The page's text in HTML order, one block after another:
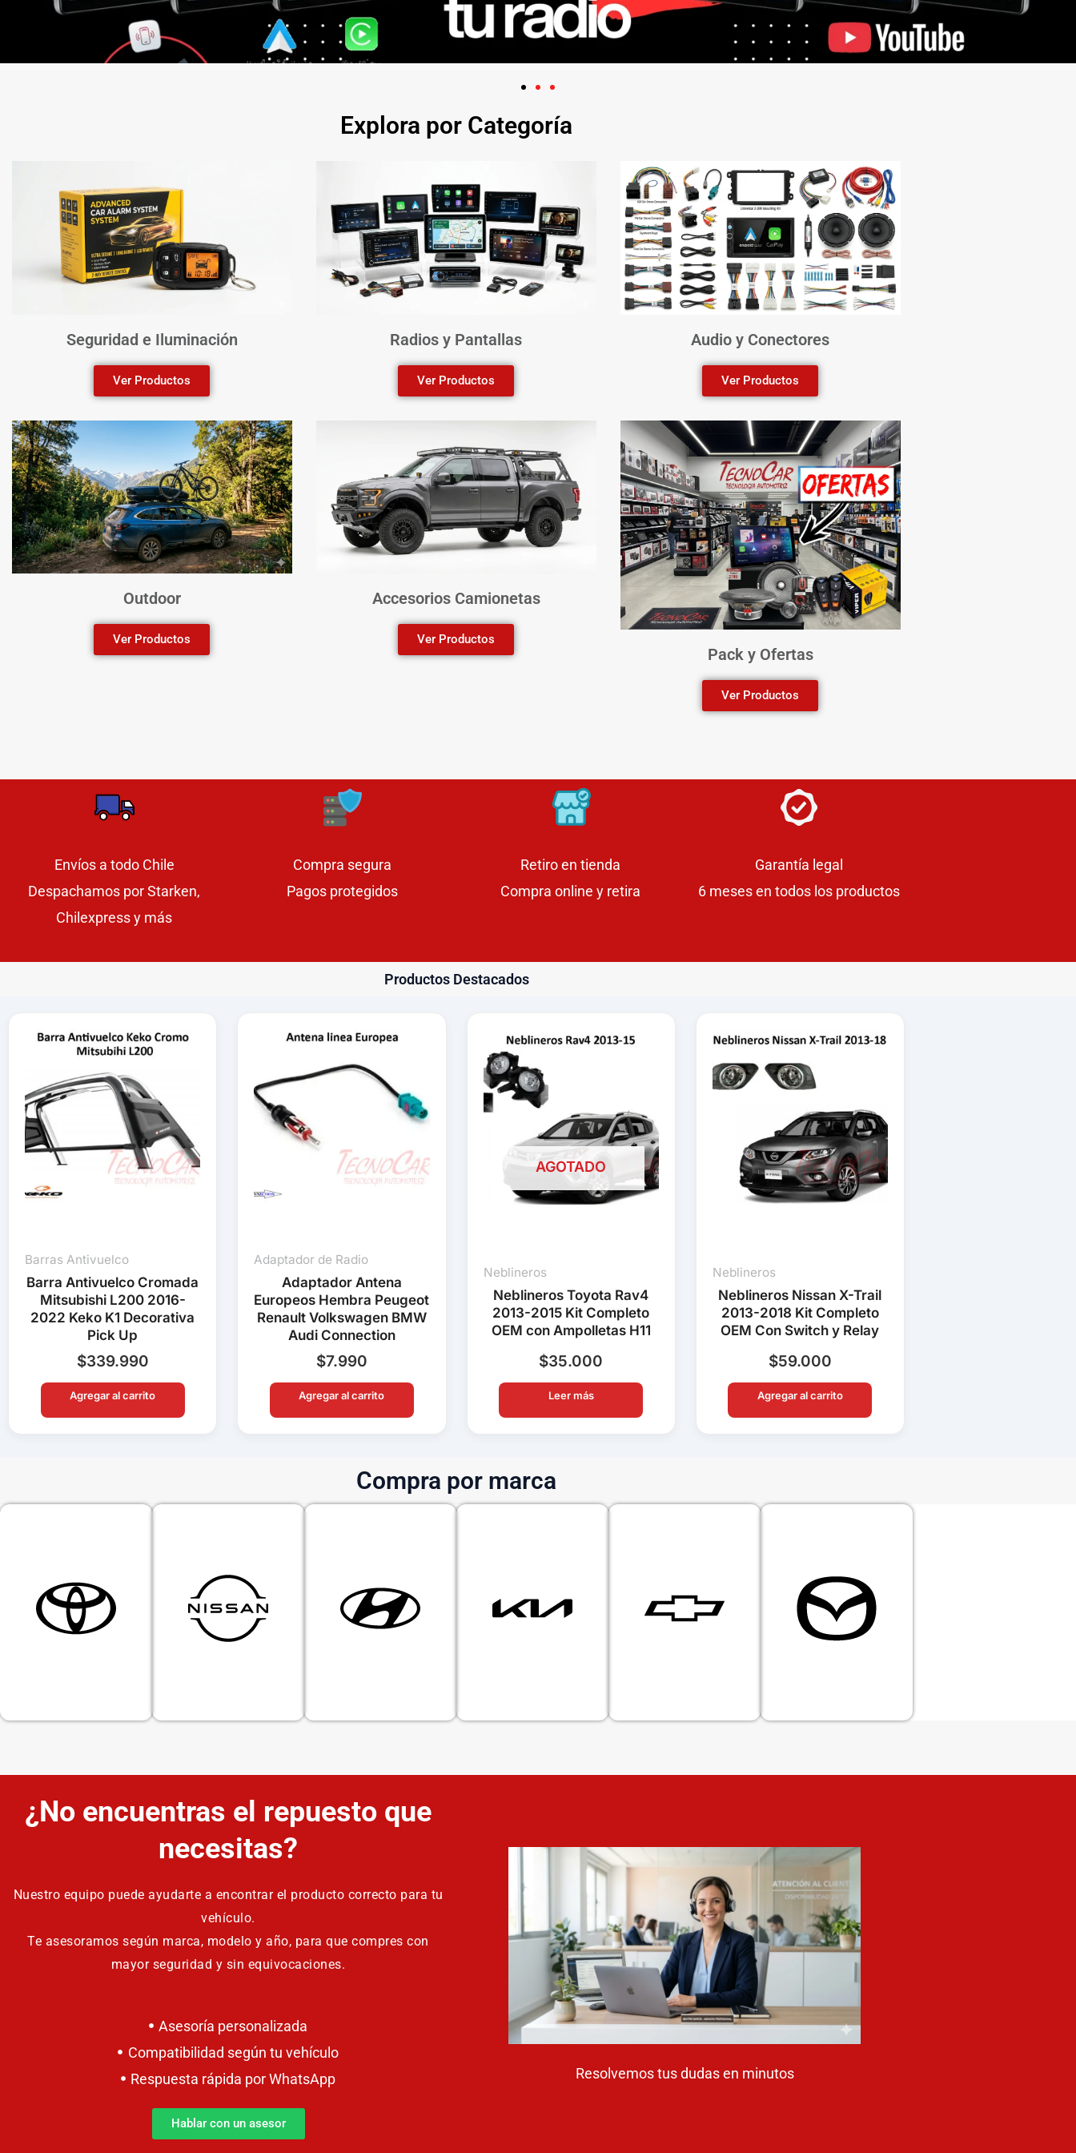
Explora por Categoría
Seguridad e Iluminación
Ver Productos
Radios y Pantallas
Ver Productos
Audio y Conectores
Ver Productos
Outdoor
Ver Productos
Accesorios Camionetas
Ver Productos
Pack y Ofertas
Ver Productos
Envíos a todo Chile
Despachamos por Starken,
Chilexpress y más
Compra segura
Pagos protegidos
Retiro en tienda
Compra online y retira
Garantía legal
6 meses en todos los productos
Productos Destacados
Barras Antivuelco
Barra Antivuelco Cromada
Mitsubishi L200 2016-
2022 Keko K1 Decorativa
Pick Up
$339.990
Agregar al carrito
Adaptador de Radio
Adaptador Antena
Europeos Hembra Peugeot
Renault Volkswagen BMW
Audi Connection
$7.990
Agregar al carrito
AGOTADO
Neblineros
Neblineros Toyota Rav4
2013-2015 Kit Completo
OEM con Ampolletas H11
$35.000
Leer más
Neblineros
Neblineros Nissan X-Trail
2013-2018 Kit Completo
OEM Con Switch y Relay
$59.000
Agregar al carrito
Compra por marca
¿No encuentras el repuesto que
necesitas?
Nuestro equipo puede ayudarte a encontrar el producto correcto para tu
vehículo.
Te asesoramos según marca, modelo y año, para que compres con
mayor seguridad y sin equivocaciones.
Asesoría personalizada
Compatibilidad según tu vehículo
Respuesta rápida por WhatsApp
Hablar con un asesor
Resolvemos tus dudas en minutos